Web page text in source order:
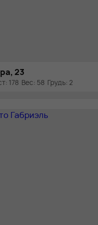
23
178 Вес: 58 Грудь: 2